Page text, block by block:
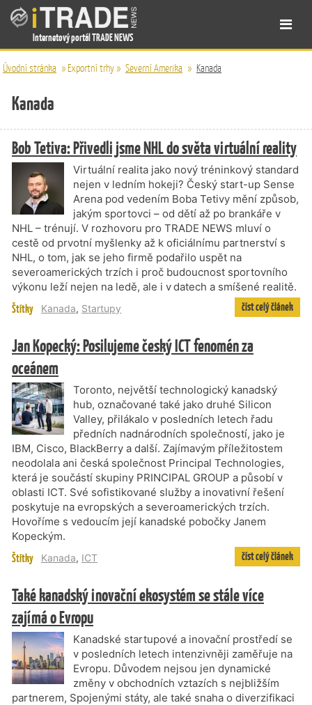
Internetový portál TRADE NEWS
Úvodní stránka » Exportní trhy» Severní Amerika » Kanada
Kanada
Bob Tetiva: Přivedli jsme NHL do světa virtuální reality
Virtuální realita jako nový tréninkový standard
nejen v ledním hokeji? Český start-up Sense
Arena pod vedením Boba Tetivy mění způsob,
jakým sportovci – od dětí až po brankáře v
NHL – trénují. V rozhovoru pro TRADE NEWS mluví o
cestě od prvotní myšlenky až k oficiálnímu partnerství s
NHL, o tom, jak se jeho firmě podařilo uspět na
severoamerických trzích i proč budoucnost sportovního
výkonu leží nejen na ledě, ale i v datech a smíšené realitě.
Štítky Kanada, Startupy číst celý článek
Jan Kopecký: Posilujeme český ICT fenomén za
oceánem
Toronto, největší technologický kanadský
hub, označované také jako druhé Silicon
Valley, přilákalo v posledních letech řadu
předních nadnárodních společností, jako je
IBM, Cisco, BlackBerry a další. Zajímavým příležitostem
neodolala ani česká společnost Principal Technologies,
která je součástí skupiny PRINCIPAL GROUP a působí v
oblasti ICT. Své sofistikované služby a inovativní řešení
poskytuje na evropských a severoamerických trzích.
Hovoříme s vedoucím její kanadské pobočky Janem
Kopeckým.
Štítky Kanada, ICT číst celý článek
Také kanadský inovační ekosystém se stále více
zajímá o Evropu
Kanadské startupové a inovační prostředí se
v posledních letech intenzivněji zaměřuje na
Evropu. Důvodem nejsou jen dynamické
změny v obchodních vztazích s nejbližším
partnerem, Spojenými státy, ale také snaha o diverzifikaci